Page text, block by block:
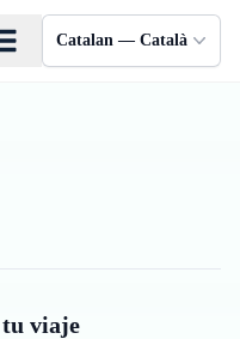
Catalan — Català
tu viaje